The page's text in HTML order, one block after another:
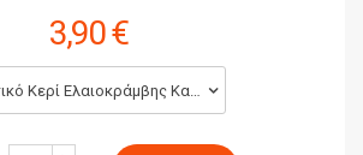
3,90 €
Φυτικό Κερί Ελαιοκράμβης Καρύδας (Wax melts) 250gr (3,90 €)